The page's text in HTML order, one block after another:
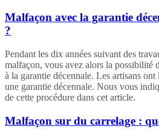
Malfaçon avec la garantie
?
Pendant les dix années suivant des
malfaçon, vous avez alors la possibilité
à la garantie décennale. Les artisans
une garantie décennale. Nous vous
de cette procédure dans cet article.
Malfaçon sur du carrelage :